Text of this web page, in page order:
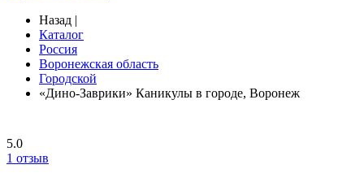
Назад |
Каталог
Россия
Воронежская область
Городской
«Дино-Заврики» Каникулы в городе, Воронеж
5.0
1 отзыв